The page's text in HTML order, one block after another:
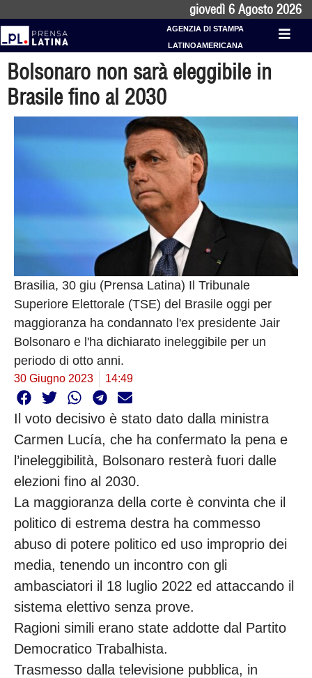
giovedì 6 Agosto 2026
AGENZIA DI STAMPA
LATINOAMERICANA
Bolsonaro non sarà eleggibile in
Brasile fino al 2030
Brasilia, 30 giu (Prensa Latina) Il Tribunale
Superiore Elettorale (TSE) del Brasile oggi per
maggioranza ha condannato l'ex presidente Jair
Bolsonaro e l'ha dichiarato ineleggibile per un
periodo di otto anni.
30 Giugno 2023 14:49
Il voto decisivo è stato dato dalla ministra
Carmen Lucía, che ha confermato la pena e
l’ineleggibilità, Bolsonaro resterà fuori dalle
elezioni fino al 2030.
La maggioranza della corte è convinta che il
politico di estrema destra ha commesso
abuso di potere politico ed uso improprio dei
media, tenendo un incontro con gli
ambasciatori il 18 luglio 2022 ed attaccando il
sistema elettivo senza prove.
Ragioni simili erano state addotte dal Partito
Democratico Trabalhista.
Trasmesso dalla televisione pubblica, in